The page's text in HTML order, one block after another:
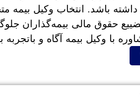
باشد. انتخاب وکیل بیمه
حقوق مالی بیمه‌گذاران
با وکیل بیمه آگاه و